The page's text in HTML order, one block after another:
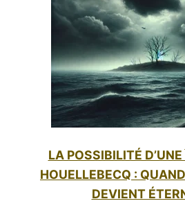
LA POSSIBILITÉ
HOUELLEBECQ :
DEVIENT